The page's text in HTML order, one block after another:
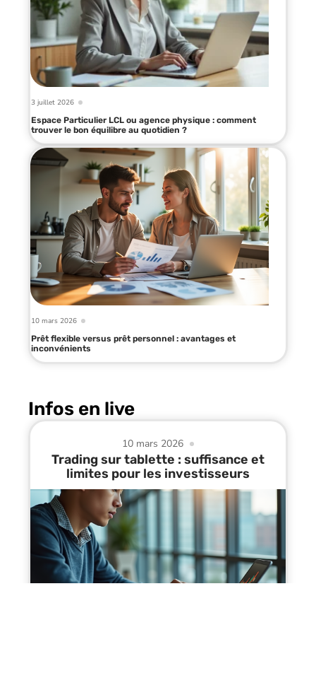
3 juillet 2026
Espace Particulier LCL ou agence physique : comment
trouver le bon équilibre au quotidien ?
10 mars 2026
Prêt flexible versus prêt personnel : avantages et
inconvénients
Infos en live
10 mars 2026
Trading sur tablette : suffisance et
limites pour les investisseurs